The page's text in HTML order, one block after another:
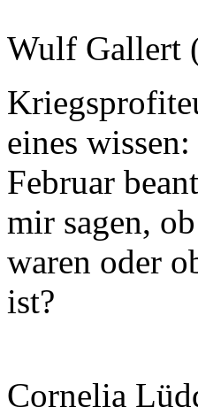
Wulf
eines
Februar
mir sagen,
waren oder
ist?
Cornelia